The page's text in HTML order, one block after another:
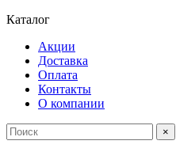
Каталог
Акции
Доставка
Оплата
Контакты
О компании
×